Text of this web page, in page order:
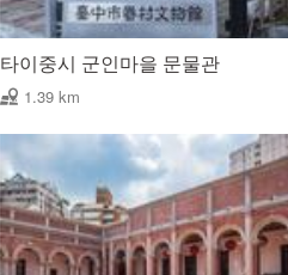
타이중시 군인마을 문물관
1.39 km